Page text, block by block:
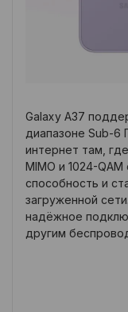
Galaxy A37
диапазоне Sub-
интернет там,
MIMO и 1024-
способность и
загруженной
надёжное
другим